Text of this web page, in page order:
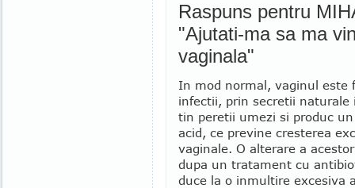
Raspuns pentru
"Ajutati-ma sa ma
vaginala"
In mod normal, vaginul este
infectii, prin secretii naturale
tin peretii umezi si produc
acid, ce previne cresterea
vaginale. O alterare a
dupa un tratament cu
duce la o inmultire excesiva